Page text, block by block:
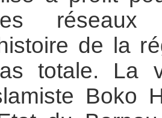
réseaux
de la
totale. La
Boko